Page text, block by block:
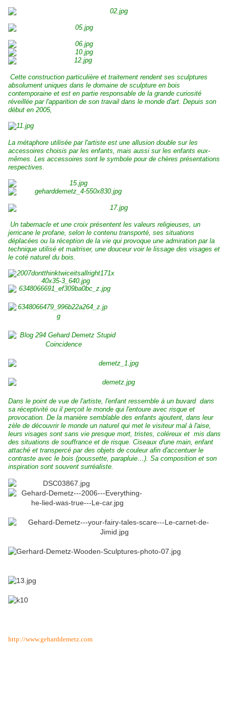
Cette construction particulière et traitement rendent ses sculptures
absolument uniques dans le domaine de sculpture en bois
contemporaine et est en partie responsable de la grande curiosité
réveillée par l'apparition de son travail dans le monde d'art. Depuis son
début en 2005,
La métaphore utilisée par l'artiste est une allusion double sur les
accessoires choisis par les enfants, mais aussi sur les enfants eux-
mêmes. Les accessoires sont le symbole pour de chères présentations
respectives.
Un tabernacle et une croix présentent les valeurs religieuses, un
jerricane le profane, selon le contenu transporté, ses situations
déplacées ou la réception de la vie qui provoque une admiration par la
technique utilisé et maitriser, une douceur voir le lissage des visages et
le coté naturel du bois.
Dans le point de vue de l'artiste, l'enfant ressemble à un buvard dans
sa réceptivité ou il perçoit le monde qui l'entoure avec risque et
provocation. De la manière semblable des enfants ajoutent, dans leur
zèle de découvrir le monde un naturel qui met le visiteur mal à l'aise,
leurs visages sont sans vie presque mort, tristes, coléreux et mis dans
des situations de souffrance et de risque. Ciseaux d'une main, enfant
attaché et transpercé par des objets de couleur afin d'accentuer le
contraste avec le bois (poussette, parapluie…). Sa composition et son
inspiration sont souvent surréaliste.
http://www.geharddemetz.com